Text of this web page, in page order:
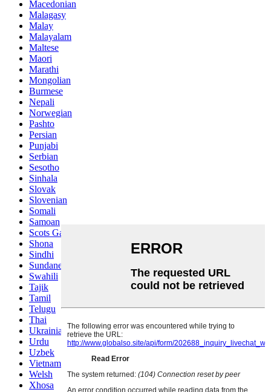
Macedonian
Malagasy
Malay
Malayalam
Maltese
Maori
Marathi
Mongolian
Burmese
Nepali
Norwegian
Pashto
Persian
Punjabi
Serbian
Sesotho
Sinhala
Slovak
Slovenian
Somali
Samoan
Scots Gaelic
Shona
Sindhi
Sundanese
Swahili
Tajik
Tamil
Telugu
Thai
Ukrainian
Urdu
Uzbek
Vietnamese
Welsh
Xhosa